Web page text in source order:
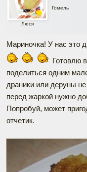
Люся
Гомель
Мариночка! У нас это
Готовлю
поделиться одним
драники или деруны
перед жаркой нужно
Попробуй, может
отчетик.